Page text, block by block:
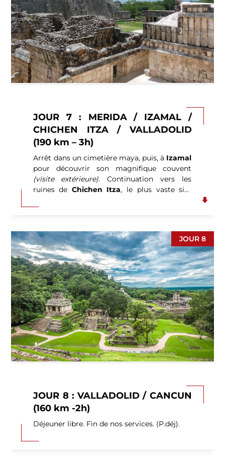
animée du Yucatán. Entre places historiques,
maisons coloniales, marchés artisanaux et
gastronomie locale, la ville offre un parfait
mélange de culture maya et espagnole.
Dîner au musée de la gastronomie
yucatèque. (P.déj-Déj-Dîn).
JOUR 7 : MERIDA / IZAMAL /
CHICHEN ITZA / VALLADOLID
(190 km – 3h)
Arrêt dans un cimetière maya, puis, à Izamal
pour découvrir son magnifique couvent
(visite extérieure). Continuation vers les
ruines de Chichen Itza, le plus vaste site
temps le permet). Route versValladolidet
visite de cette charmante ville colonial
connue pour ses maisons colorées, ses
places tranquilles et sa douceur de vivre.
Installation à l’hôtel. (P.déj-Déj).
JOUR 8
JOUR 8 : VALLADOLID / CANCUN
(160 km -2h)
Déjeuner libre. Fin de nos services. (P.déj).